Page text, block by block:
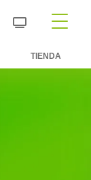
TIENDA